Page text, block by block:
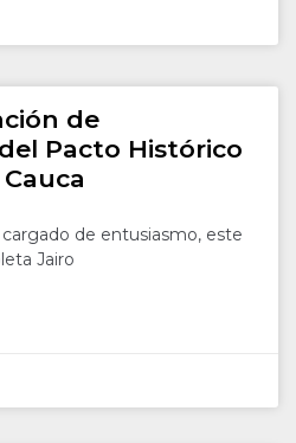
de
Pacto Histórico
de entusiasmo, este
Jairo